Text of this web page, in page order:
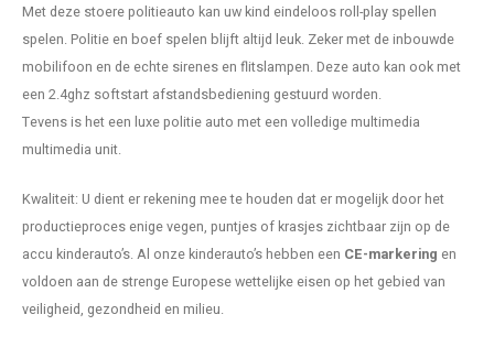
Met deze stoere politieauto kan uw kind eindeloos roll-play spellen
spelen. Politie en boef spelen blijft altijd leuk. Zeker met de inbouwde
mobilifoon en de echte sirenes en flitslampen. Deze auto kan ook met
een 2.4ghz softstart afstandsbediening gestuurd worden.
Tevens is het een luxe politie auto met een volledige multimedia
multimedia unit.
Kwaliteit: U dient er rekening mee te houden dat er mogelijk door het
productieproces enige vegen, puntjes of krasjes zichtbaar zijn op de
accu kinderauto’s. Al onze kinderauto’s hebben een CE-markering en
voldoen aan de strenge Europese wettelijke eisen op het gebied van
veiligheid, gezondheid en milieu.